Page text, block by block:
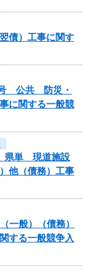
債）工事に関す
号 公共 防災・
に関する一般競
県単 現道施設
他（債務）工事
一般）（債務）
する一般競争入